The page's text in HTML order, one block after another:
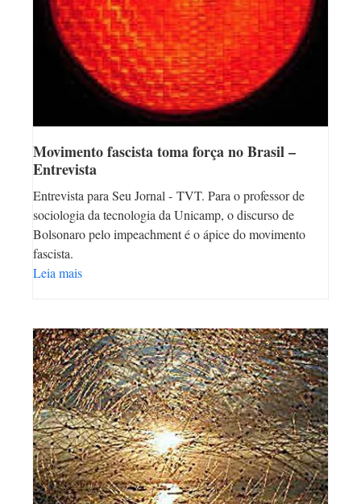
Movimento fascista toma força no Brasil –
Entrevista
Entrevista para Seu Jornal - TVT. Para o professor de
sociologia da tecnologia da Unicamp, o discurso de
Bolsonaro pelo impeachment é o ápice do movimento
fascista.
Leia mais